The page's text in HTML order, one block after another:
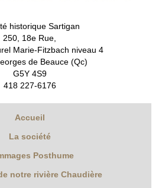
historique Sartigan
250, 18e Rue,
Marie-Fitzbach niveau 4
de Beauce (Qc)
G5Y 4S9
418 227-6176
Accueil
La société
Posthume
notre rivière Chaudière